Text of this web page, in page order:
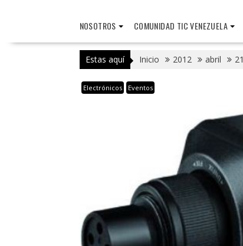
NOSOTROS COMUNIDAD TIC VENEZUELA
Estas aquí Inicio 2012 abril 21
Electrónicos Eventos